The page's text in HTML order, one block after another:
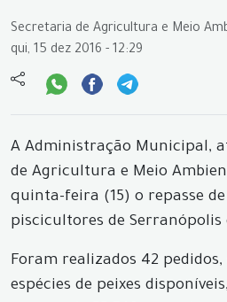
Secretaria de Agricultura e Meio
qui, 15 dez 2016 - 12:29
A Administração Municipal,
de Agricultura e Meio
quinta-feira (15) o repasse
piscicultores de Serranópolis
Foram realizados 42
espécies de peixes